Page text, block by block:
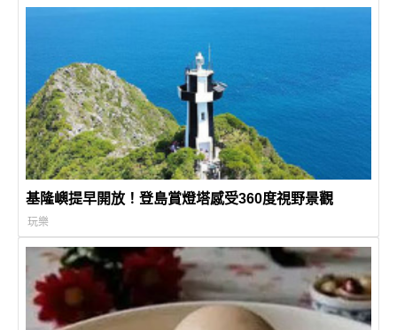
基隆嶼提早開放！登島賞燈塔感受360度視野景觀
玩樂